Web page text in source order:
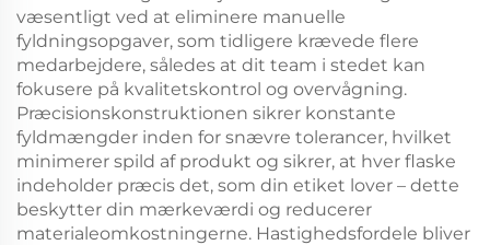
væsentligt ved at eliminere manuelle
fyldningsopgaver, som tidligere krævede flere
medarbejdere, således at dit team i stedet kan
fokusere på kvalitetskontrol og overvågning.
Præcisionskonstruktionen sikrer konstante
fyldmængder inden for snævre tolerancer, hvilket
minimerer spild af produkt og sikrer, at hver flaske
indeholder præcis det, som din etiket lover – dette
beskytter din mærkeværdi og reducerer
materialeomkostningerne. Hastighedsfordele bliver